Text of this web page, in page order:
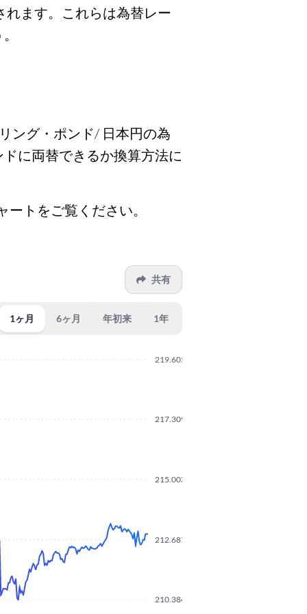
れます。これらは為替レー
ング・ポンド/ 日本円の為
に両替できるか換算方法に
トをご覧ください。
共有
1ヶ月 6ヶ月 年初来 1年
210.3840
212.6870
215.0030
217.3090
219.6050